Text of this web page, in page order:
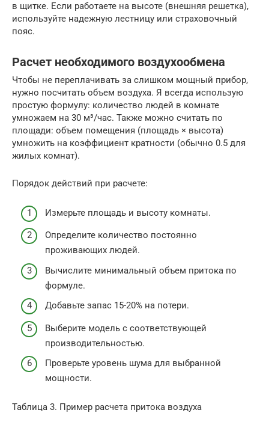
в щитке. Если работаете на высоте (внешняя решетка),
используйте надежную лестницу или страховочный
пояс.
Расчет необходимого воздухообмена
Чтобы не переплачивать за слишком мощный прибор,
нужно посчитать объем воздуха. Я всегда использую
простую формулу: количество людей в комнате
умножаем на 30 м³/час. Также можно считать по
площади: объем помещения (площадь × высота)
умножить на коэффициент кратности (обычно 0.5 для
жилых комнат).
Порядок действий при расчете:
Измерьте площадь и высоту комнаты.
Определите количество постоянно
проживающих людей.
Вычислите минимальный объем притока по
формуле.
Добавьте запас 15-20% на потери.
Выберите модель с соответствующей
производительностью.
Проверьте уровень шума для выбранной
мощности.
Таблица 3. Пример расчета притока воздуха